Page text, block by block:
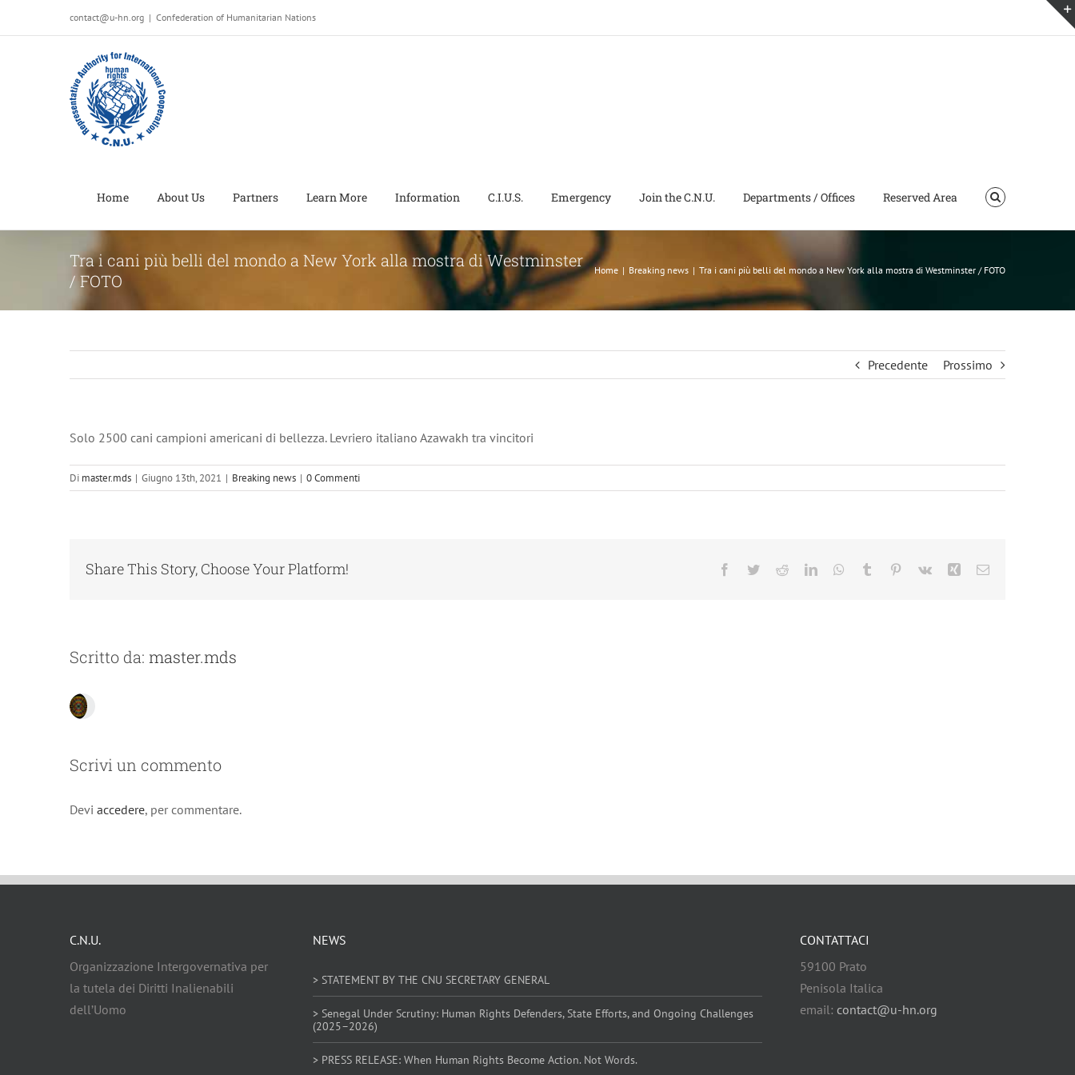
al
contact@u-hn.org | Confederation of Humanitarian Nations
Home About Us Partners Learn More Information C.I.U.S. Emergency Join the C.N.U. Departments / Offices Reserved Area
Tra i cani più belli del mondo a New York alla mostra di Westminster
/ FOTO
Home | Breaking news | Tra i cani più belli del mondo a New York alla mostra di Westminster / FOTO
Precedente Prossimo
Solo 2500 cani campioni americani di bellezza. Levriero italiano Azawakh tra vincitori
Di master.mds | Giugno 13th, 2021 | Breaking news | 0 Commenti
Share This Story, Choose Your Platform! Facebook
TwitterRedditLinkedInWhatsApp
Tumblr Pinterest
Vk Xing Email
Scritto da: master.mds
Scrivi un commento
Devi accedere, per commentare.
C.N.U.
Organizzazione Intergovernativa per
la tutela dei Diritti Inalienabili
dell’Uomo
NEWS
> STATEMENT BY THE CNU SECRETARY GENERAL
> Senegal Under Scrutiny: Human Rights Defenders, State Efforts, and Ongoing Challenges
(2025–2026)
> PRESS RELEASE: When Human Rights Become Action. Not Words.
CONTATTACI
59100 Prato
Penisola Italica
email: contact@u-hn.org